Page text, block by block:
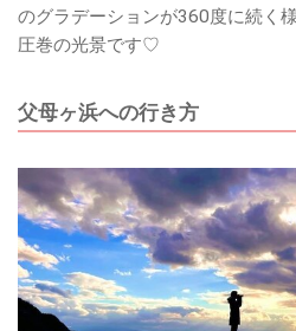
のグラデーションが360度に続く
圧巻の光景です♡
父母ヶ浜への行き方